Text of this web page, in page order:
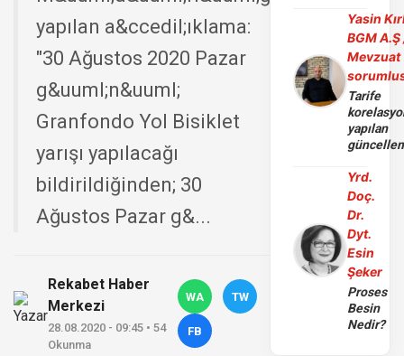
yapılan a&ccedil;ıklama:
"30 Ağustos 2020 Pazar
g&uuml;n&uuml;
Granfondo Yol Bisiklet
yarışı yapılacağı
bildirildiğinden; 30
Ağustos Pazar g&...
Rekabet Haber
Merkezi
28.08.2020 - 09:45 • 54
Okunma
WA TW
FB
Yasin
BGM A.Ş
Mevzuat
Tarife
yapılan
Yrd.
Doç.
Dr.
Dyt.
Esin
Şeker
Proses
Besin
Nedir?